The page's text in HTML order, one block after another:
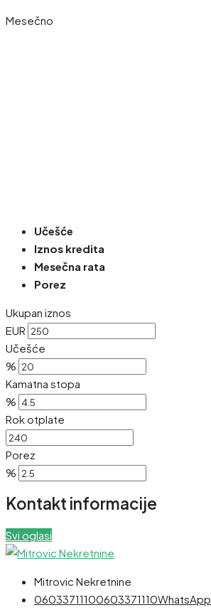
Mesečno
Učešće
Iznos kredita
Mesečna rata
Porez
Ukupan iznos
EUR
Učešće
%
Kamatna stopa
%
Rok otplate
Porez
%
Kontakt informacije
Svi oglasi
Mitrovic Nekretnine
06033711100603371110WhatsApp